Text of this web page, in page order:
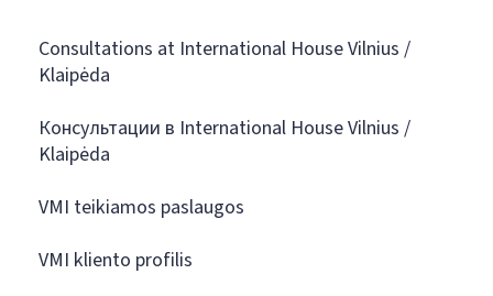
Consultations at International House Vilnius /
Klaipėda
Консультации в International House Vilnius /
Klaipėda
VMI teikiamos paslaugos
VMI kliento profilis